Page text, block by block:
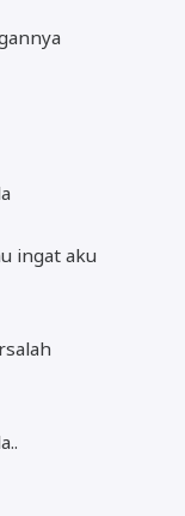
ingat aku